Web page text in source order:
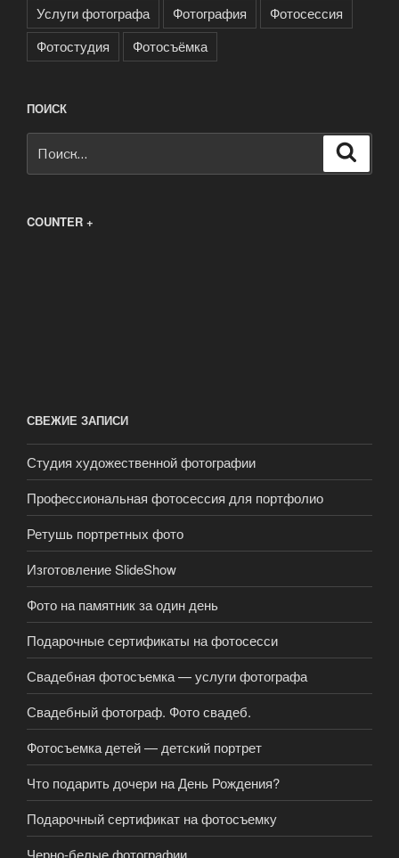
Услуги фотографа
Фотография
Фотосессия
Фотостудия
Фотосъёмка
ПОИСК
COUNTER +
СВЕЖИЕ ЗАПИСИ
Студия художественной фотографии
Профессиональная фотосессия для портфолио
Ретушь портретных фото
Изготовление SlideShow
Фото на памятник за один день
Подарочные сертификаты на фотосесси
Свадебная фотосъемка — услуги фотографа
Свадебный фотограф. Фото свадеб.
Фотосъемка детей — детский портрет
Что подарить дочери на День Рождения?
Подарочный сертификат на фотосъемку
Черно-белые фотографии